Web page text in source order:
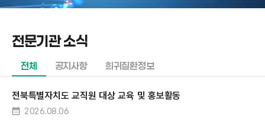
전문기관 소식
전체 공지사항 희귀질환정보
전북특별자치도 교직원 대상 교육 및 홍보활동
2026.08.06